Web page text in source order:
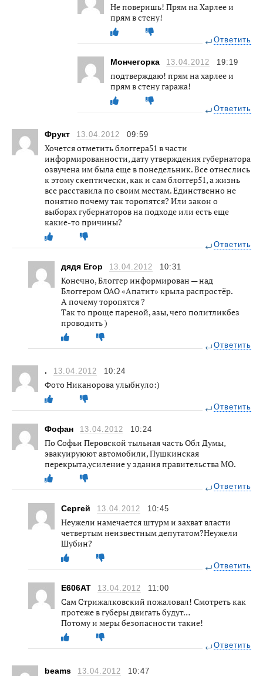
Не поверишь! Прям на Харлее и
прям в стену!
Ответить
Мончегорка 13.04.2012 19:19
подтверждаю! прям на харлее и
прям в стену гаража!
Ответить
Фрукт 13.04.2012 09:59
Хочется отметить блоггера51 в части
информированности, дату утверждения губернатора
озвучена им была еще в понедельник. Все отнеслись
к этому скептически, как и сам блоггер51, а жизнь
все расставила по своим местам. Единственно не
понятно почему так торопятся? Или закон о
выборах губернаторов на подходе или есть еще
какие-то причины?
Ответить
дядя Егор 13.04.2012 10:31
Конечно, Блоггер информирован — над
Блоггером ОАО «Апатит» крыла распростёр.
А почему торопятся ?
Так то проще пареной, азы, чего политликбез
проводить )
Ответить
. 13.04.2012 10:24
Фото Никанорова улыбнуло:)
Ответить
Фофан 13.04.2012 10:24
По Софьи Перовской тыльная часть Обл Думы,
эвакуируюют автомобили, Пушкинская
перекрыта,усиление у здания правительства МО.
Ответить
Сергей 13.04.2012 10:45
Неужели намечается штурм и захват власти
четвертым неизвестным депутатом?Неужели
Шубин?
Ответить
E606AT 13.04.2012 11:00
Сам Стрижалковский пожаловал! Смотреть как
протеже в губеры двигать будут…
Потому и меры безопасности такие!
Ответить
beams 13.04.2012 10:47